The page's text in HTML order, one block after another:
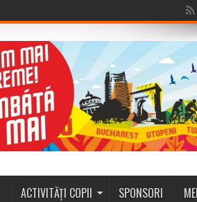
ACTIVITĂȚI COPII SPONSORI